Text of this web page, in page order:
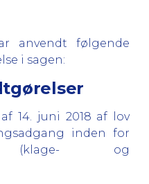
anvendt følgende
i sagen:
14. juni 2018 af lov
inden for
(klage- og